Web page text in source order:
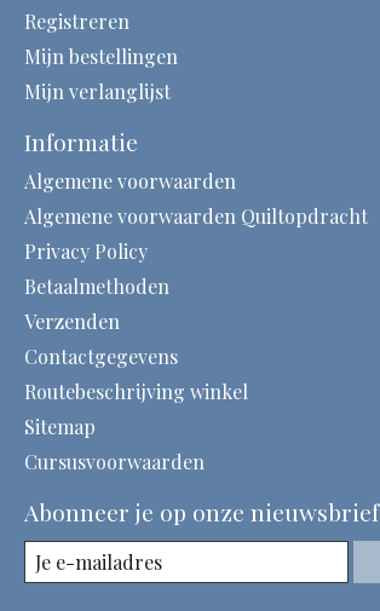
Registreren
Mijn bestellingen
Mijn verlanglijst
Informatie
Algemene voorwaarden
Algemene voorwaarden Quiltopdracht
Privacy Policy
Betaalmethoden
Verzenden
Contactgegevens
Routebeschrijving winkel
Sitemap
Cursusvoorwaarden
Abonneer je op onze nieuwsbrief